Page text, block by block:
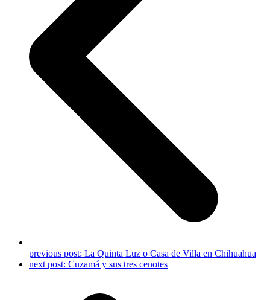
previous post: La Quinta Luz o Casa de Villa en Chihuahua
next post: Cuzamá y sus tres cenotes